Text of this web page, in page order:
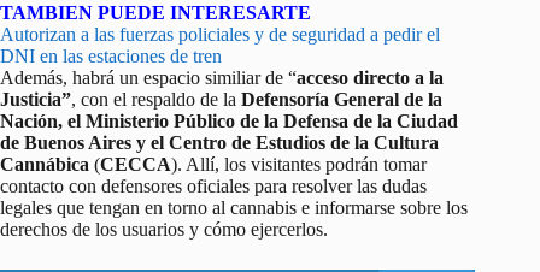
TAMBIEN PUEDE INTERESARTE
Autorizan a las fuerzas policiales y de seguridad a pedir el
DNI en las estaciones de tren
Además, habrá un espacio similiar de “acceso directo a la
Justicia”, con el respaldo de la Defensoría General de la
Nación, el Ministerio Público de la Defensa de la Ciudad
de Buenos Aires y el Centro de Estudios de la Cultura
Cannábica (CECCA). Allí, los visitantes podrán tomar
contacto con defensores oficiales para resolver las dudas
legales que tengan en torno al cannabis e informarse sobre los
derechos de los usuarios y cómo ejercerlos.